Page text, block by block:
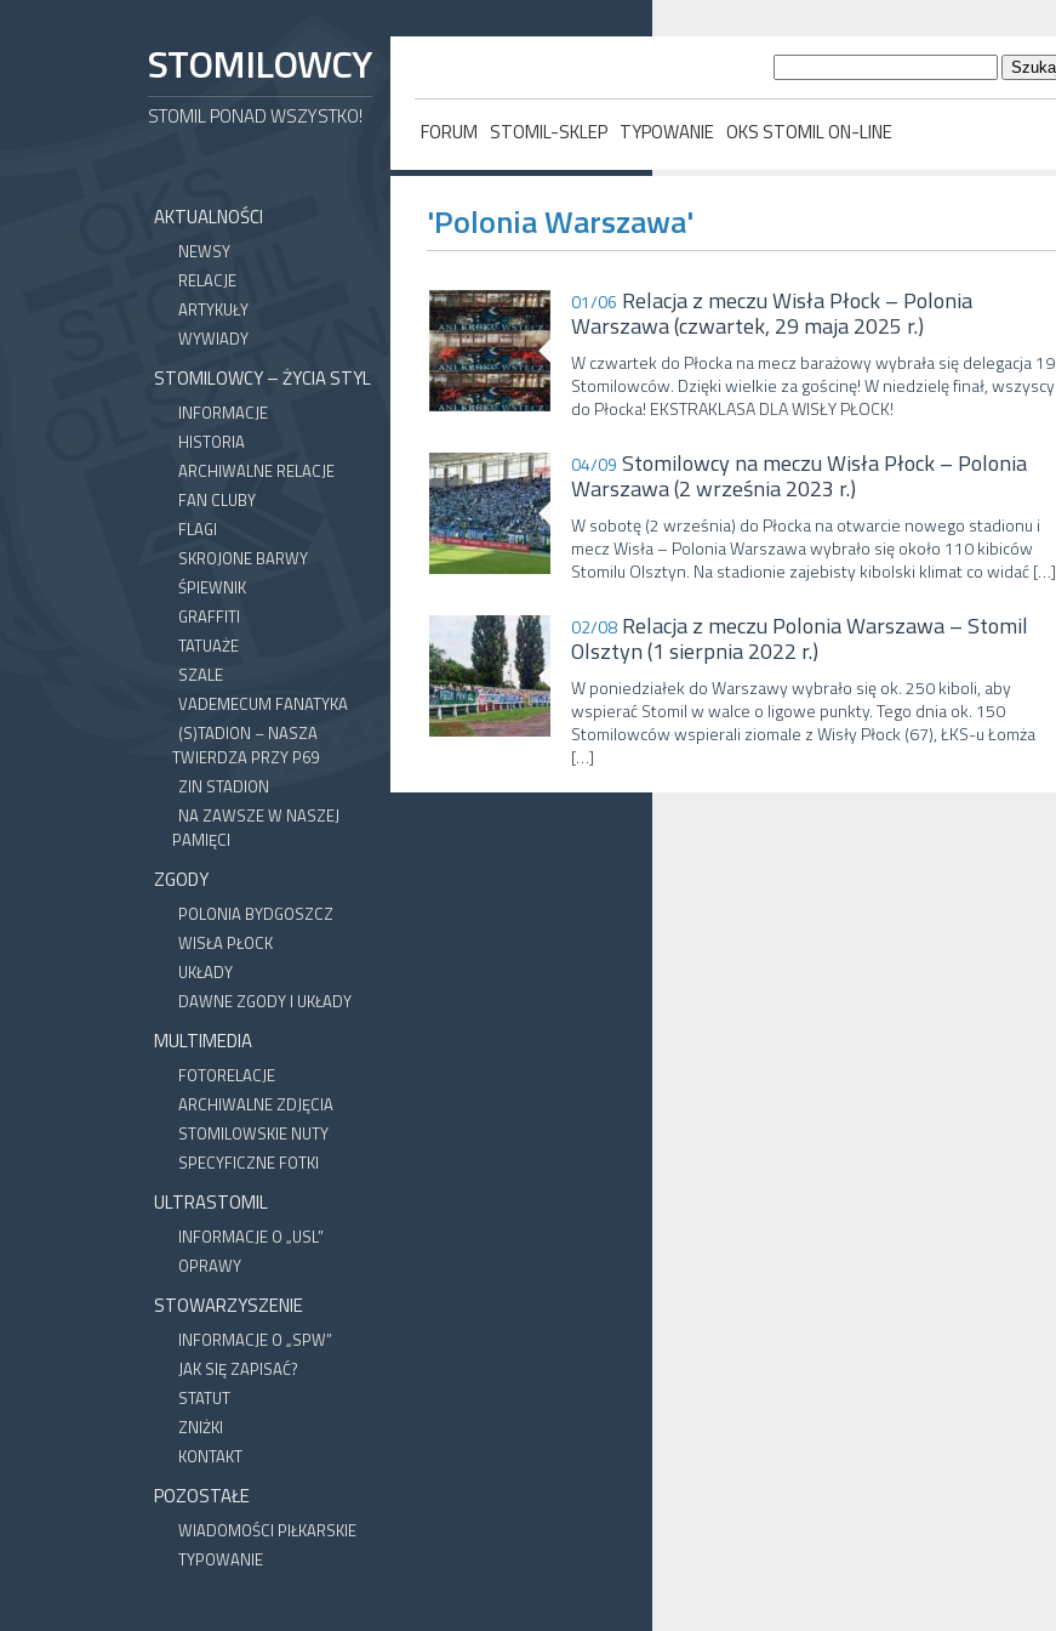
STOMILOWCY
STOMIL PONAD WSZYSTKO!
FORUM STOMIL-SKLEP TYPOWANIE OKS STOMIL ON-LINE
AKTUALNOŚCI
NEWSY
RELACJE
ARTYKUŁY
WYWIADY
STOMILOWCY – ŻYCIA STYL
INFORMACJE
HISTORIA
ARCHIWALNE RELACJE
FAN CLUBY
FLAGI
SKROJONE BARWY
ŚPIEWNIK
GRAFFITI
TATUAŻE
SZALE
VADEMECUM FANATYKA
(S)TADION – NASZA
TWIERDZA PRZY P69
ZIN STADION
NA ZAWSZE W NASZEJ
PAMIĘCI
ZGODY
POLONIA BYDGOSZCZ
WISŁA PŁOCK
UKŁADY
DAWNE ZGODY I UKŁADY
MULTIMEDIA
FOTORELACJE
ARCHIWALNE ZDJĘCIA
STOMILOWSKIE NUTY
SPECYFICZNE FOTKI
ULTRASTOMIL
INFORMACJE O „USL”
OPRAWY
STOWARZYSZENIE
INFORMACJE O „SPW”
JAK SIĘ ZAPISAĆ?
STATUT
ZNIŻKI
KONTAKT
POZOSTAŁE
WIADOMOŚCI PIŁKARSKIE
TYPOWANIE
'Polonia Warszawa'
01/06 Relacja z meczu Wisła Płock – Polonia
Warszawa (czwartek, 29 maja 2025 r.)
W czwartek do Płocka na mecz barażowy wybrała się delegacja 19
Stomilowców. Dzięki wielkie za gościnę! W niedzielę finał, wszyscy
do Płocka! EKSTRAKLASA DLA WISŁY PŁOCK!
04/09 Stomilowcy na meczu Wisła Płock – Polonia
Warszawa (2 września 2023 r.)
W sobotę (2 września) do Płocka na otwarcie nowego stadionu i
mecz Wisła – Polonia Warszawa wybrało się około 110 kibiców
Stomilu Olsztyn. Na stadionie zajebisty kibolski klimat co widać […]
02/08 Relacja z meczu Polonia Warszawa – Stomil
Olsztyn (1 sierpnia 2022 r.)
W poniedziałek do Warszawy wybrało się ok. 250 kiboli, aby
wspierać Stomil w walce o ligowe punkty. Tego dnia ok. 150
Stomilowców wspierali ziomale z Wisły Płock (67), ŁKS-u Łomża
[…]